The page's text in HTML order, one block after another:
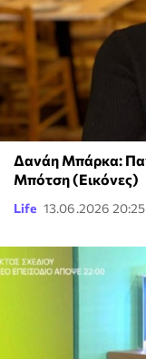
Δανάη Μπάρκα:
Μπότση (Εικόνες)
Life 13.06.2026 20:25